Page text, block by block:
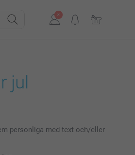
jul
personliga med text och/eller